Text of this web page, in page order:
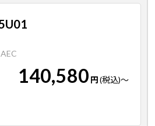
140,580 円(税込)～